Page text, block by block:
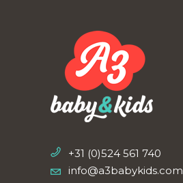
+31 (0)524 561 740
info@a3babykids.com